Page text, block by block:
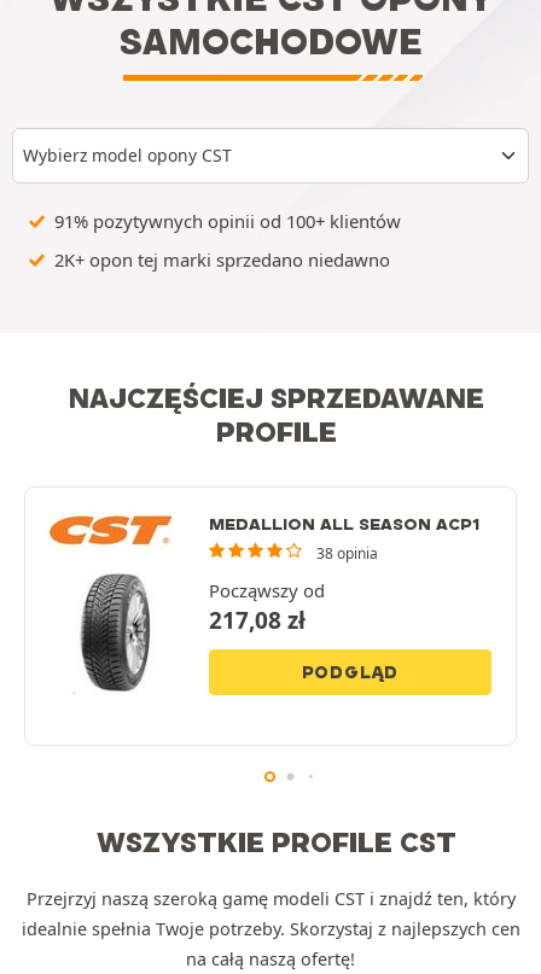
SAMOCHODOWE
Wybierz model opony CST
91% pozytywnych opinii od 100+ klientów
2K+ opon tej marki sprzedano niedawno
NAJCZĘŚCIEJ SPRZEDAWANE
PROFILE
MEDALLION ALL SEASON ACP1
38 opinia
Począwszy od
217,08zł
PODGLĄD
WSZYSTKIE PROFILE CST
Przejrzyj naszą szeroką gamę modeli CST i znajdź ten, który
idealnie spełnia Twoje potrzeby. Skorzystaj z najlepszych cen
na całą naszą ofertę!